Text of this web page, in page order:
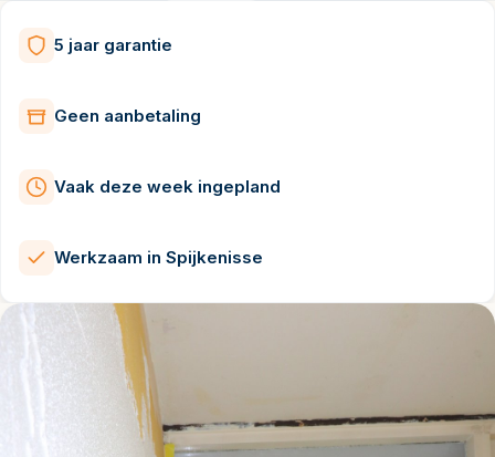
5 jaar garantie
Geen aanbetaling
Vaak deze week ingepland
Werkzaam in Spijkenisse